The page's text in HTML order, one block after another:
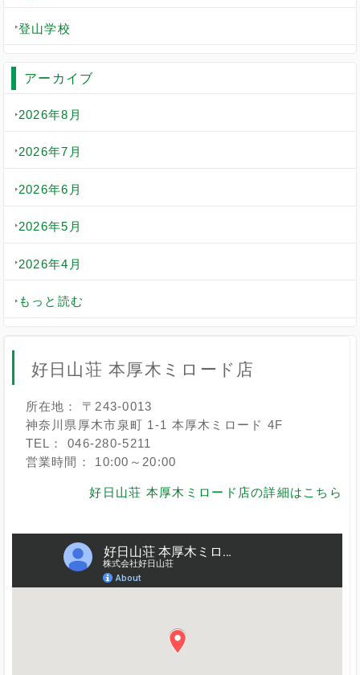
登山学校
アーカイブ
2026年8月
2026年7月
2026年6月
2026年5月
2026年4月
もっと読む
好日山荘 本厚木ミロード店
所在地： 〒243-0013
神奈川県厚木市泉町 1-1 本厚木ミロード 4F
TEL： 046-280-5211
営業時間： 10:00～20:00
好日山荘 本厚木ミロード店の詳細はこちら